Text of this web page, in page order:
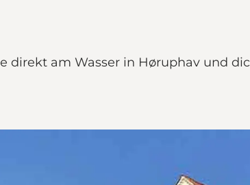
direkt am Wasser in Høruphav und